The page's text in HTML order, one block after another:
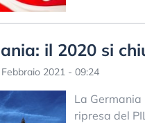
il 2020 si
2021 - 09:24
La
ripresa del